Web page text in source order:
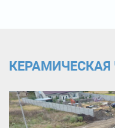
КЕРАМИЧЕСКАЯ